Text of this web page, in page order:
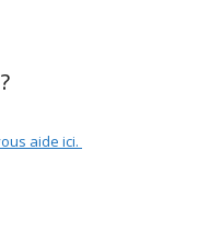
aide ici.